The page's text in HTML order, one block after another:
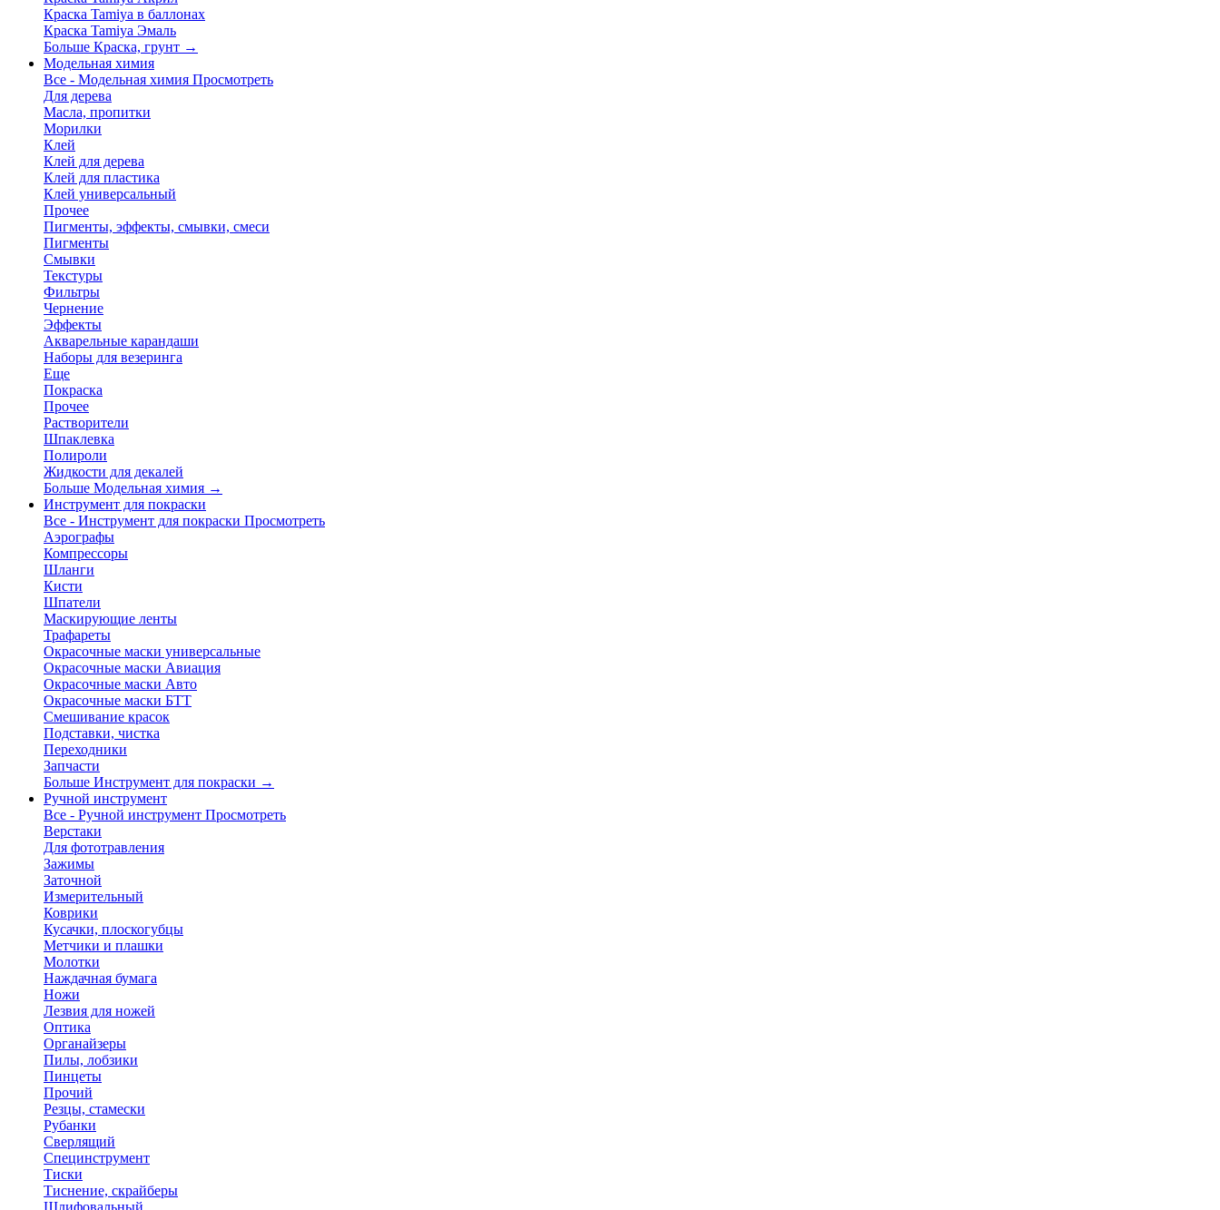
Краска Tamiya в баллонах
Краска Tamiya Эмаль
Больше Краска, грунт →
Модельная химия
Все - Модельная химия Просмотреть
Для дерева
Масла, пропитки
Морилки
Клей
Клей для дерева
Клей для пластика
Клей универсальный
Прочее
Пигменты, эффекты, смывки, смеси
Пигменты
Смывки
Текстуры
Фильтры
Чернение
Эффекты
Акварельные карандаши
Наборы для везеринга
Еще
Покраска
Прочее
Растворители
Шпаклевка
Полироли
Жидкости для декалей
Больше Модельная химия →
Инструмент для покраски
Все - Инструмент для покраски Просмотреть
Аэрографы
Компрессоры
Шланги
Кисти
Шпатели
Маскирующие ленты
Трафареты
Окрасочные маски универсальные
Окрасочные маски Авиация
Окрасочные маски Авто
Окрасочные маски БТТ
Смешивание красок
Подставки, чистка
Переходники
Запчасти
Больше Инструмент для покраски →
Ручной инструмент
Все - Ручной инструмент Просмотреть
Верстаки
Для фототравления
Зажимы
Заточной
Измерительный
Коврики
Кусачки, плоскогубцы
Метчики и плашки
Молотки
Наждачная бумага
Ножи
Лезвия для ножей
Оптика
Органайзеры
Пилы, лобзики
Пинцеты
Прочий
Резцы, стамески
Рубанки
Сверлящий
Специнструмент
Тиски
Тиснение, скрайберы
Шлифовальный